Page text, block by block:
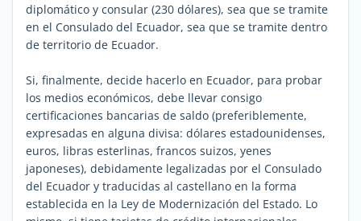
diplomático y consular (230 dólares), sea que se tramite
en el Consulado del Ecuador, sea que se tramite dentro
de territorio de Ecuador.
Si, finalmente, decide hacerlo en Ecuador, para probar
los medios económicos, debe llevar consigo
certificaciones bancarias de saldo (preferiblemente,
expresadas en alguna divisa: dólares estadounidenses,
euros, libras esterlinas, francos suizos, yenes
japoneses), debidamente legalizadas por el Consulado
del Ecuador y traducidas al castellano en la forma
establecida en la Ley de Modernización del Estado. Lo